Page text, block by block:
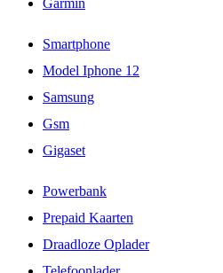
Garmin
Smartphone
Model Iphone 12
Samsung
Gsm
Gigaset
Powerbank
Prepaid Kaarten
Draadloze Oplader